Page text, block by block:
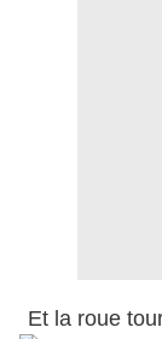
Et la roue